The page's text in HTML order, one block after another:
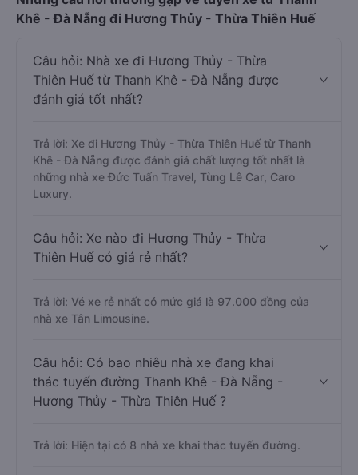
Khê - Đà Nẵng đi Hương Thủy - Thừa Thiên Huế
Câu hỏi: Nhà xe đi Hương Thủy - Thừa
Thiên Huế từ Thanh Khê - Đà Nẵng được
đánh giá tốt nhất?
Trả lời: Xe đi Hương Thủy - Thừa Thiên Huế từ Thanh
Khê - Đà Nẵng được đánh giá chất lượng tốt nhất là
những nhà xe Đức Tuấn Travel, Tùng Lê Car, Caro
Luxury.
Câu hỏi: Xe nào đi Hương Thủy - Thừa
Thiên Huế có giá rẻ nhất?
Trả lời: Vé xe rẻ nhất có mức giá là 97.000 đồng của
nhà xe Tân Limousine.
Câu hỏi: Có bao nhiêu nhà xe đang khai
thác tuyến đường Thanh Khê - Đà Nẵng -
Hương Thủy - Thừa Thiên Huế ?
Trả lời: Hiện tại có 8 nhà xe khai thác tuyến đường.